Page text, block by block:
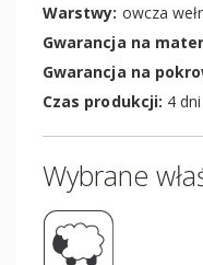
Warstwy: owcza
Gwarancja na
Gwarancja na
Czas produkcji: 4
Wybrane